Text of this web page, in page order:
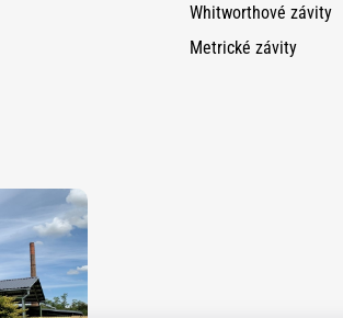
Whitworthové závity
Metrické závity